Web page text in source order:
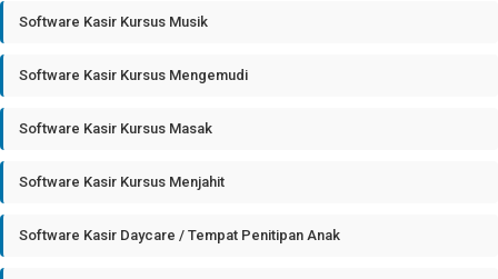
Software Kasir Kursus Musik
Software Kasir Kursus Mengemudi
Software Kasir Kursus Masak
Software Kasir Kursus Menjahit
Software Kasir Daycare / Tempat Penitipan Anak